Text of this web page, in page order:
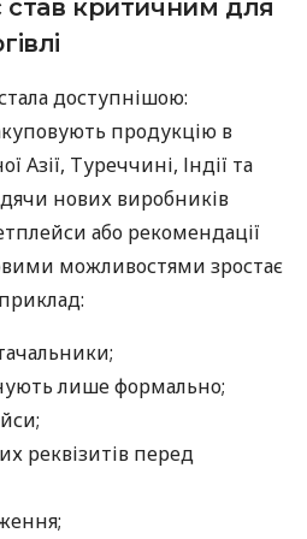
критичним для
доступнішою:
продукцію в
Азії, Туреччині, Індії та
нових виробників
або рекомендації
можливостями зростає
лише формально;
реквізитів перед